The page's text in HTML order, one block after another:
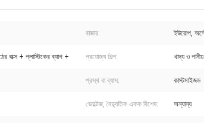
বাজার: ইউরোপ,
বাক্স + প্লাস্টিকের ব্যাগ + প্রযোজ্য শিল্প: খাদ্য ও
প্রস্থ বা ব্যাস: কাস্টমাইজড
ভোল্টেজ, বৈদ্যুতিক একক বিশেষ: অন্যান্য